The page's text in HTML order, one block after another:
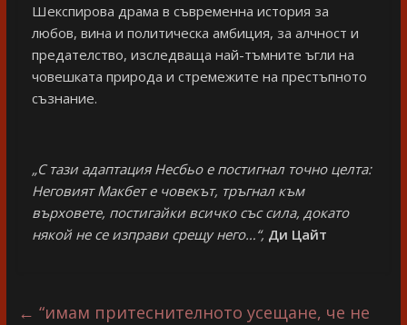
Шекспирова драма в съвременна история за
любов, вина и политическа амбиция, за алчност и
предателство, изследваща най-тъмните ъгли на
човешката природа и стремежите на престъпното
съзнание.
„С тази адаптация Несбьо е постигнал точно целта:
Неговият Макбет е човекът, тръгнал към
върховете, постигайки всичко със сила, докато
някой не се изправи срещу него…“, Ди Цайт
← “имам притеснителното усещане, че не